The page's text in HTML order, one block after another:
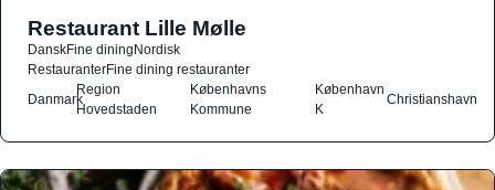
Restaurant Lille Mølle
DanskFine diningNordisk
RestauranterFine dining restauranter
Danmark
Region
Hovedstaden
Københavns
Kommune
København
K
Christianshavn